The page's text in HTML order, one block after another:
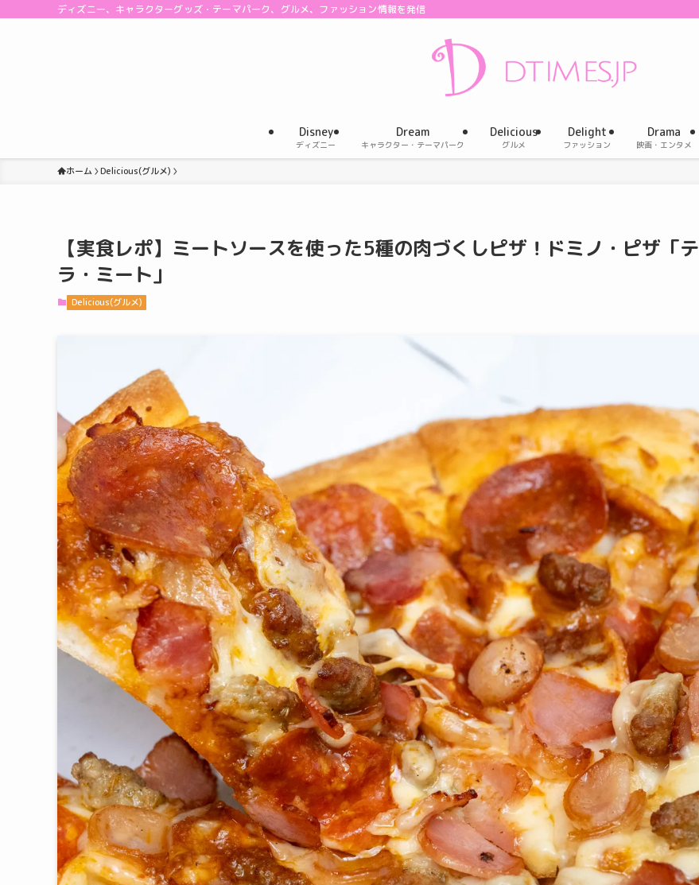
ディズニー、キャラクターグッズ・テーマパーク、グルメ、ファッション情報を発信
Disney
ディズニー
Dream
キャラクター・テーマパーク
Delicious
グルメ
Delight
ファッション
Drama
映画・エンタメ
ホーム Delicious(グルメ)
【実食レポ】ミートソースを使った5種の肉づくしピザ！ドミノ・ピザ「テ
ラ・ミート」
Delicious(グルメ)